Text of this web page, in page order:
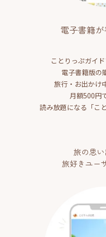
電子書籍
ことりっぷガイ
電子書籍版の
旅行・お出かけ
月額500円
読み放題になる「こ
旅の思い
旅好きユー